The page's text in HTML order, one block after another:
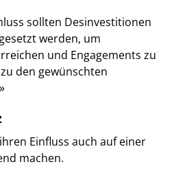
sollten Desinvestitionen
werden, um
und Engagements zu
den gewünschten
Einfluss auch auf einer
machen.